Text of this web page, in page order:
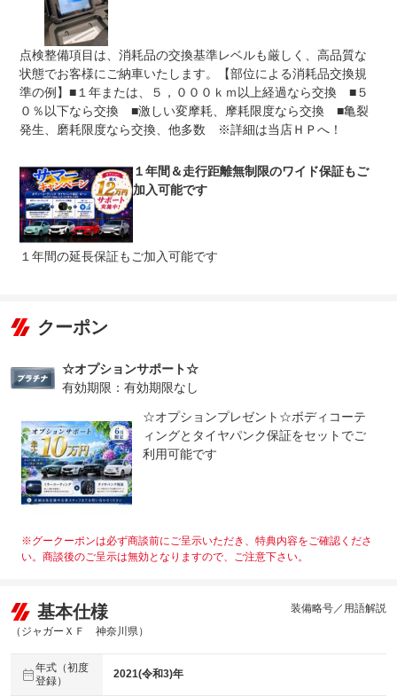
免責金 無し
保証修理
受付先
-
法定整備
整備付 法定12ヶ月または法定24ヶ月点検整備付
※車検なし・車検整備付の場合は法定24ヶ月点検整備付
※商用車は6ヶ月または12ヶ月点検整備付
について
弊社工場にて厳しい納車前点検整備を行い、交換が必要な
す。また、交換した部品や、お車の状態は 【点検整備記
録簿】に全て記載してお渡しいたします。
点検整備項目は、消耗品の交換基準レベルも厳しく、高品質な
状態でお客様にご納車いたします。【部位による消耗品交換規
準の例】■１年または、５，０００ｋｍ以上経過なら交換 ■５
０％以下なら交換 ■激しい変摩耗、摩耗限度なら交換 ■亀裂
発生、磨耗限度なら交換、他多数 ※詳細は当店ＨＰへ！
１年間＆走行距離無制限のワイド保証もご
加入可能です
１年間の延長保証もご加入可能です
クーポン
☆オプションサポート☆
有効期限：有効期限なし
☆オプションプレゼント☆ボディコーテ
ィングとタイヤパンク保証をセットでご
利用可能です
※グークーポンは必ず商談前にご呈示いただき、特典内容をご確認くださ
い。商談後のご呈示は無効となりますので、ご注意下さい。
基本仕様
（ジャガーＸＦ 神奈川県）
装備略号／用語解説
年式（初度
登録）
2021(令和3)年